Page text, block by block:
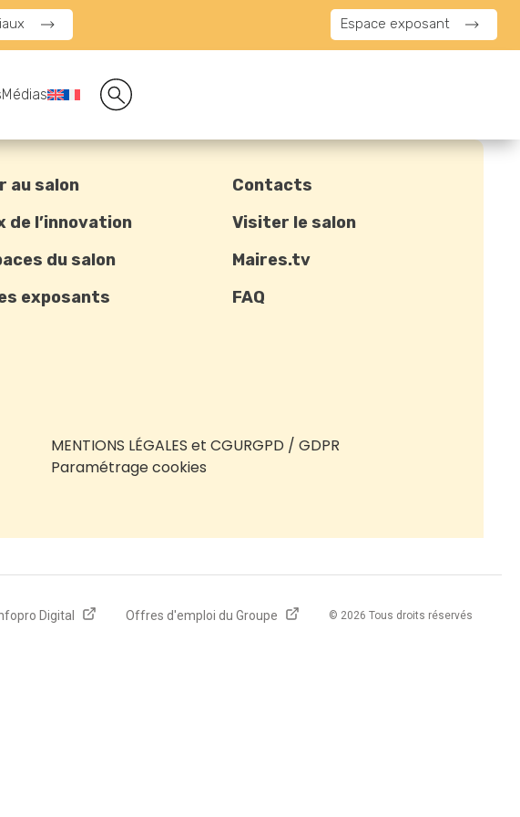
Espace exposant
Médias
au salon
de l’innovation
du salon
exposants
Contacts
Visiter le salon
Maires.tv
FAQ
MENTIONS LÉGALES et CGURGPD / GDPR
Paramétrage cookies